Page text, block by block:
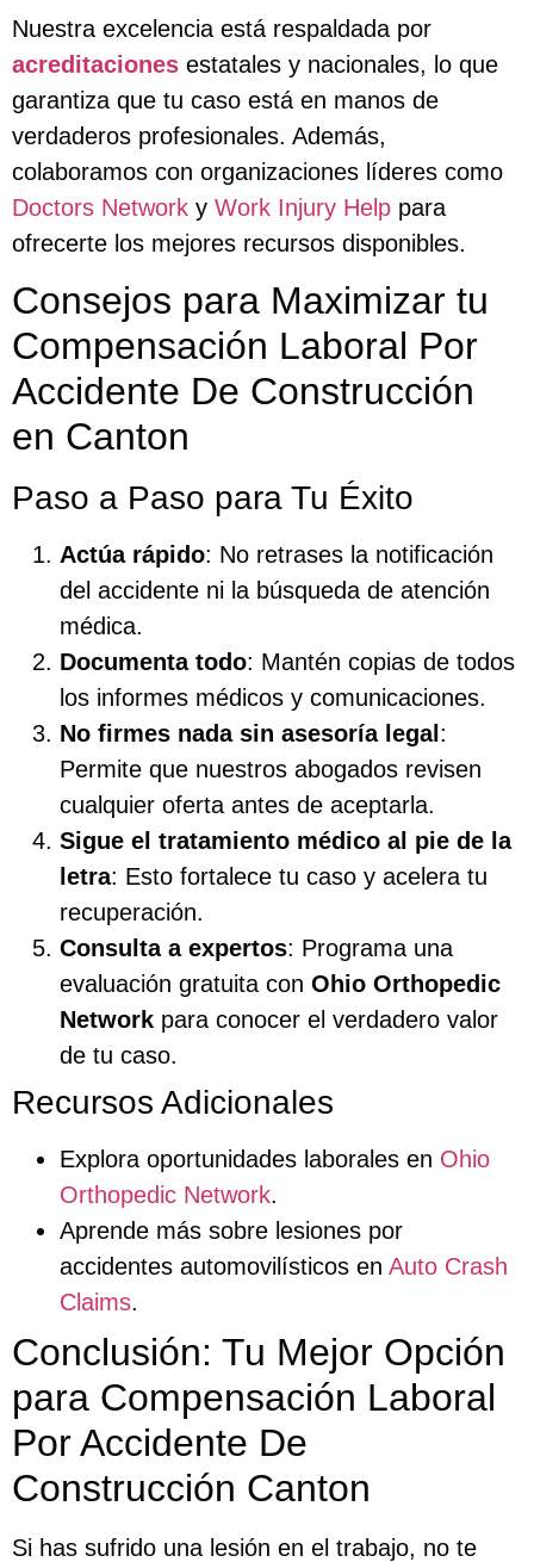
Nuestra excelencia está respaldada por
acreditaciones estatales y nacionales, lo que
garantiza que tu caso está en manos de
verdaderos profesionales. Además,
colaboramos con organizaciones líderes como
Doctors Network y Work Injury Help para
ofrecerte los mejores recursos disponibles.
Consejos para Maximizar tu
Compensación Laboral Por
Accidente De Construcción
en Canton
Paso a Paso para Tu Éxito
Actúa rápido: No retrases la notificación
del accidente ni la búsqueda de atención
médica.
Documenta todo: Mantén copias de todos
los informes médicos y comunicaciones.
No firmes nada sin asesoría legal :
Permite que nuestros abogados revisen
cualquier oferta antes de aceptarla.
Sigue el tratamiento médico al pie de la
letra: Esto fortalece tu caso y acelera tu
recuperación.
Consulta a expertos: Programa una
evaluación gratuita con Ohio Orthopedic
Network para conocer el verdadero valor
de tu caso.
Recursos Adicionales
Explora oportunidades laborales en Ohio
Orthopedic Network.
Aprende más sobre lesiones por
accidentes automovilísticos en Auto Crash
Claims.
Conclusión: Tu Mejor Opción
para Compensación Laboral
Por Accidente De
Construcción Canton
Si has sufrido una lesión en el trabajo, no te